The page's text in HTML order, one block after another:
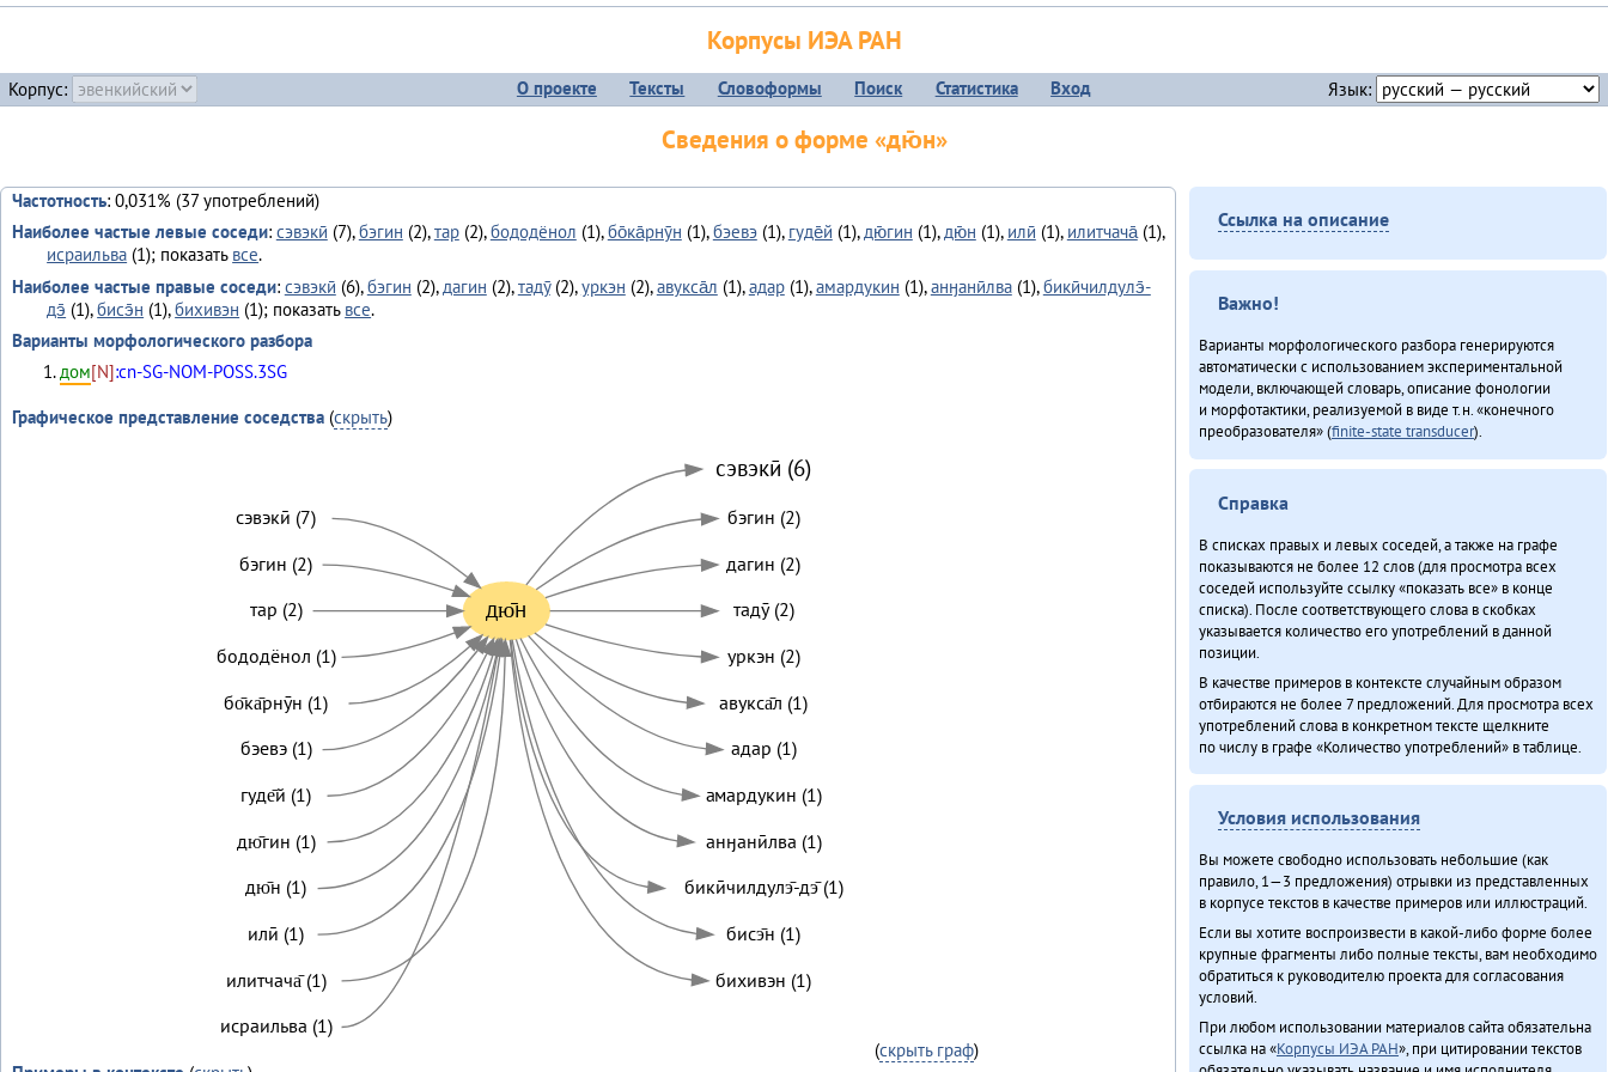
Корпусы ИЭА РАН
Корпус: О проекте Тексты Словоформы Поиск Статистика Вход Язык:
Сведения о форме «дю̄н»
Частотность: 0,031% (37 употреблений)
Наиболее частые левые соседи: сэвэкӣ (7),бэгин (2),тар(2),бододёнол (1),бо̄ка̄рнӯн (1),бэевэ(1), гуде̄й (1),дю̄гин (1),дю̄н (1), илӣ (1), илитчача̄(1),
исраильва (1); показать все.
Наиболее частые правые соседи: сэвэкӣ (6),бэгин (2), дагин (2),тадӯ(2),уркэн (2),авукса̄л (1),адар(1),амардукин (1),анӈанӣлва(1),бикӣчилдулэ̄-
дэ̄ (1),бисэ̄н (1),бихивэн (1); показать все.
Варианты морфологического разбора
дом[N]:cn-SG-NOM-POSS.3SG
Графическое представление соседства(скрыть)
дю̄н
сэвэкӣ (6)
бэгин (2)
дагин (2)
тадӯ (2)
уркэн (2)
авукса̄л (1)
адар (1)
амардукин (1)
анӈанӣлва (1)
бикӣчилдулэ̄-дэ̄ (1)
бисэ̄н (1)
бихивэн (1)
сэвэкӣ (7)
бэгин (2)
тар (2)
бододёнол (1)
бо̄ка̄рнӯн (1)
бэевэ (1)
гуде̄й (1)
дю̄гин (1)
дю̄н (1)
илӣ (1)
илитчача̄ (1)
исраильва (1)
(скрыть граф)
Ссылка на описание
Важно!
Варианты морфологического разбора генерируются
автоматически с использованием экспериментальной
модели, включающей словарь, описание фонологии
и морфотактики, реализуемой в виде т.н. «конечного
преобразователя» (finite-state transducer).
Справка
В списках правых и левых соседей, а также на графе
показываются не более 12 слов (для просмотра всех
соседей используйте ссылку «показать все» в конце
списка). После соответствующего слова в скобках
указывается количество его употреблений в данной
позиции.
В качестве примеров в контексте случайным образом
отбираются не более 7 предложений. Для просмотра всех
употреблений слова в конкретном тексте щелкните
по числу в графе «Количество употреблений» в таблице.
Условия использования
Вы можете свободно использовать небольшие (как
правило, 1—3 предложения) отрывки из представленных
в корпусе текстов в качестве примеров или иллюстраций.
Если вы хотите воспроизвести в какой-либо форме более
крупные фрагменты либо полные тексты, вам необходимо
обратиться к руководителю проекта для согласования
условий.
При любом использовании материалов сайта обязательна
ссылка на «Корпусы ИЭА РАН», при цитировании текстов